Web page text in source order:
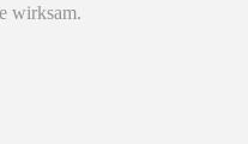
wirksam.